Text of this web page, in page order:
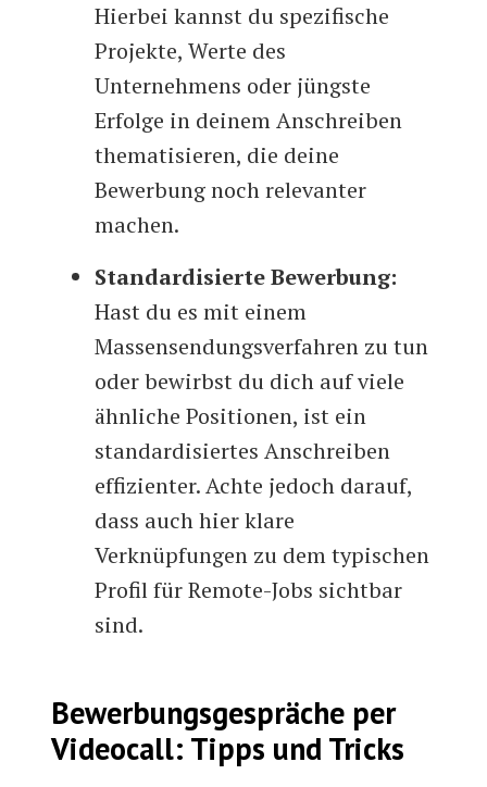
Hierbei kannst du spezifische
Projekte, Werte des
Unternehmens oder jüngste
Erfolge in deinem Anschreiben
thematisieren, die deine
Bewerbung noch relevanter
machen.
Standardisierte Bewerbung:
Hast du es mit einem
Massensendungsverfahren zu tun
oder bewirbst du dich auf viele
ähnliche Positionen, ist ein
standardisiertes Anschreiben
effizienter. Achte jedoch darauf,
dass auch hier klare
Verknüpfungen zu dem typischen
Profil für Remote-Jobs sichtbar
sind.
Bewerbungsgespräche per
Videocall: Tipps und Tricks